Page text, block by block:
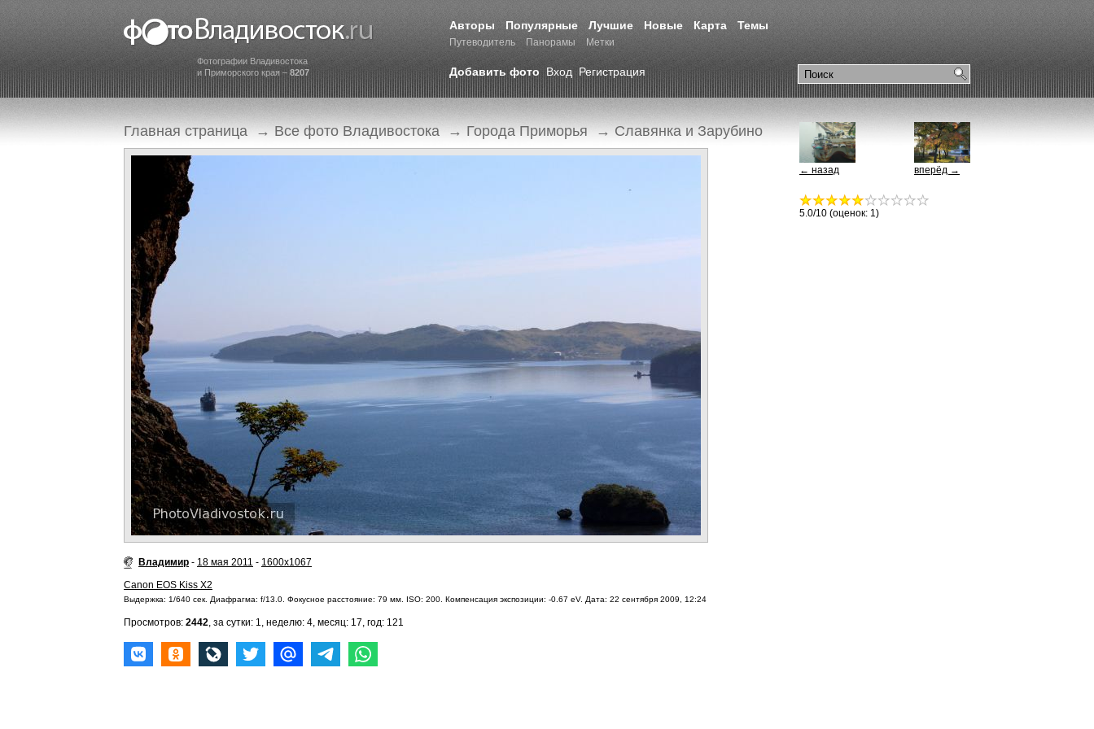
Фотографии Владивостока
и Приморского края – 8207
Авторы Популярные Лучшие Новые Карта Темы
Путеводитель Панорамы Метки
Добавить фото Вход Регистрация
Главная страница → Все фото Владивостока → Города Приморья → Славянка и Зарубино
Владимир - 18 мая 2011 - 1600x1067
Canon EOS Kiss X2
Выдержка: 1/640 сек. Диафрагма: f/13.0. Фокусное расстояние: 79 мм. ISO: 200. Компенсация экспозиции: -0.67 eV. Дата: 22 сентября 2009, 12:24
Просмотров: 2442, за сутки: 1, неделю: 4, месяц: 17, год: 121
вперёд →
← назад
5.0/10 (оценок: 1)